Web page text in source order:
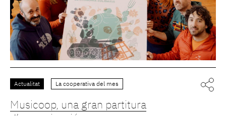
Actualitat La cooperativa del mes
Musicoop, una gran partitura